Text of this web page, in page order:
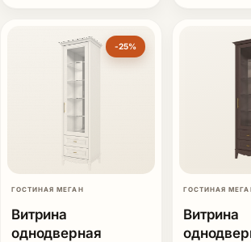
-25%
ГОСТИНАЯ МЕГАН
Витрина
однодверная
ГОСТИНАЯ
Витрина